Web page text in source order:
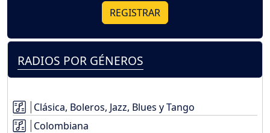
REGISTRAR
RADIOS POR GÉNEROS
Clásica, Boleros, Jazz, Blues y Tango
Colombiana